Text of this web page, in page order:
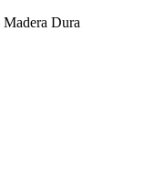
Madera Dura